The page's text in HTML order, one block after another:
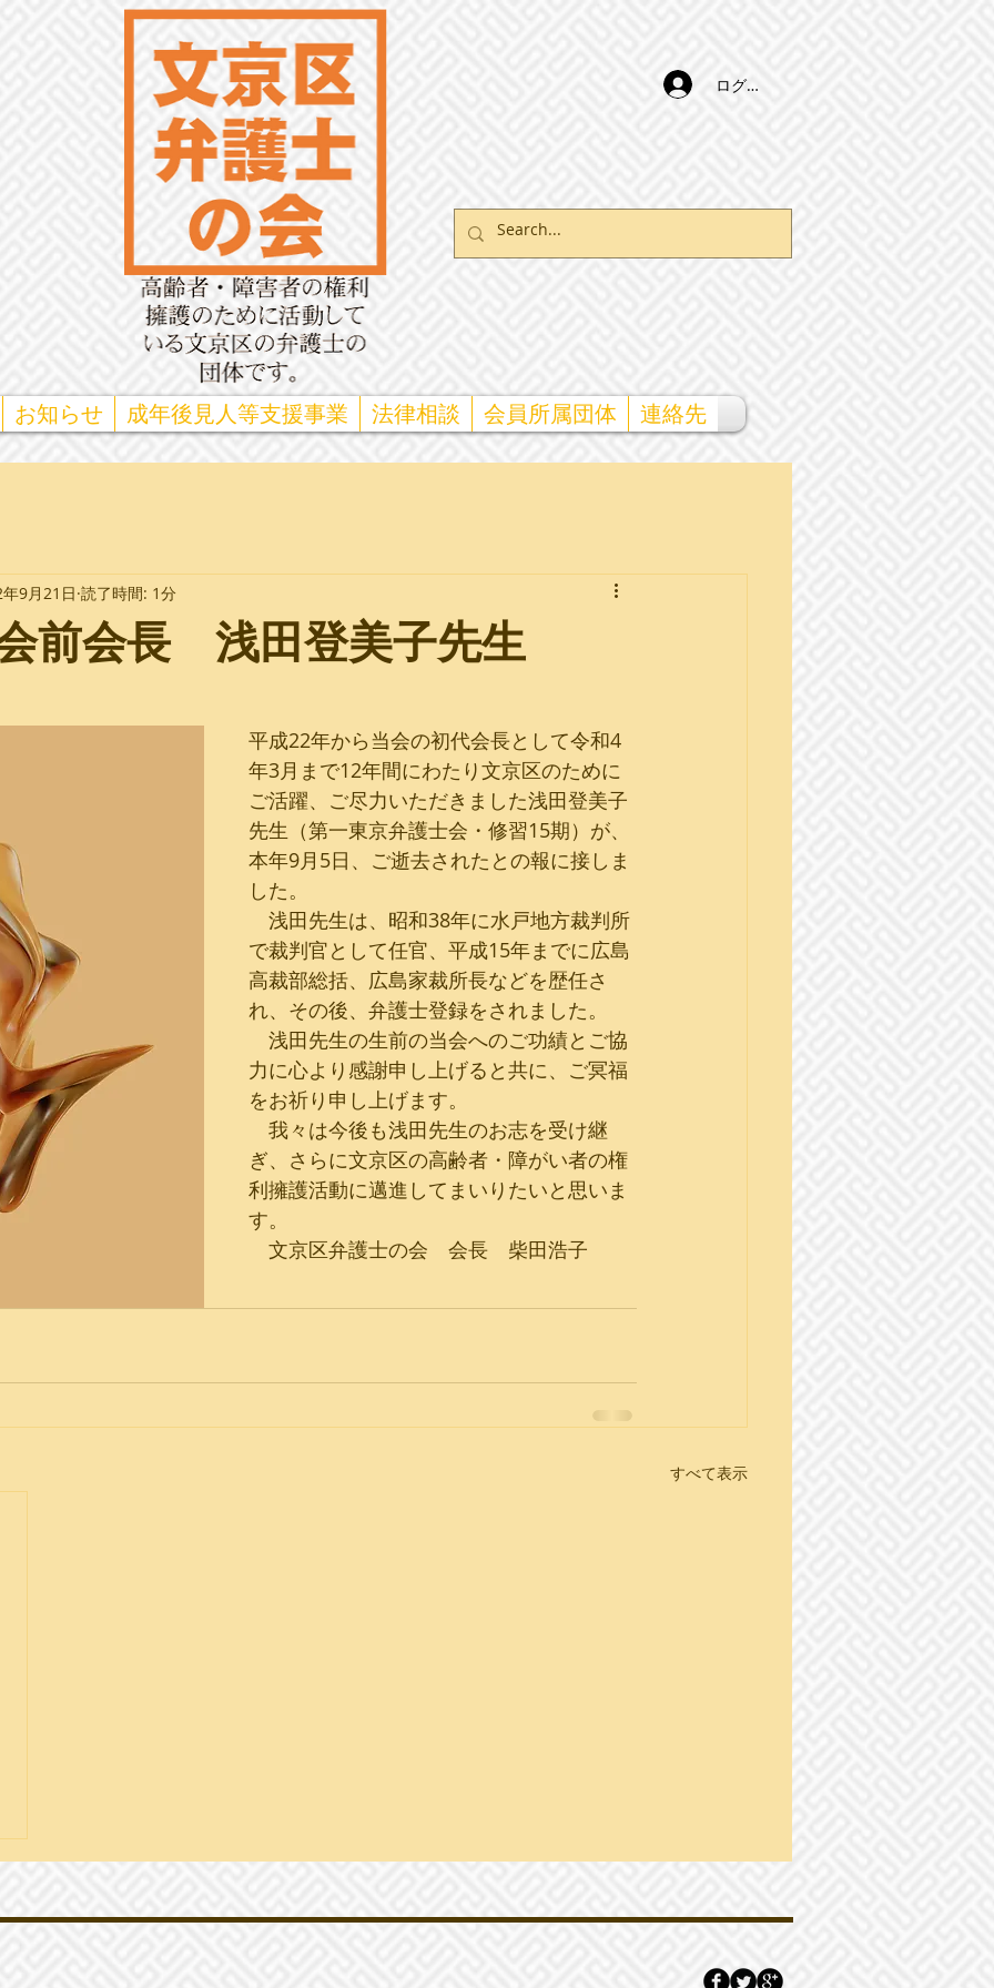
ログイン
お知らせ 成年後見人等支援事業 法律相談 会員所属団体 連絡先
前会長 浅田登美子先生
9月21日 読了時間: 1分
平成22年から当会の初代会長として令和4
年3月まで12年間にわたり文京区のために
ご活躍、ご尽力いただきました浅田登美子
先生（第一東京弁護士会・修習15期）が、
本年9月5日、ご逝去されたとの報に接しま
した。
浅田先生は、昭和38年に水戸地方裁判所
で裁判官として任官、平成15年までに広島
高裁部総括、広島家裁所長などを歴任さ
れ、その後、弁護士登録をされました。
浅田先生の生前の当会へのご功績とご協
力に心より感謝申し上げると共に、ご冥福
をお祈り申し上げます。
我々は今後も浅田先生のお志を受け継
ぎ、さらに文京区の高齢者・障がい者の権
利擁護活動に邁進してまいりたいと思いま
す。
文京区弁護士の会　会長　柴田浩子
すべて表示